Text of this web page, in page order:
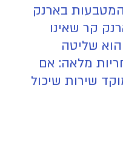
בארנק
קר שאינו
הוא שליטה
מלאה: אם
שירות שיכול